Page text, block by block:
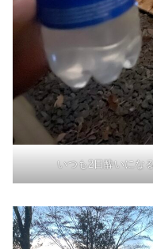
いつも2日酔いにな